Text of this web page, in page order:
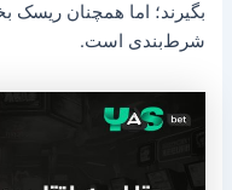
بگیرند؛ اما همچنان ریسک
شرط‌بندی است.